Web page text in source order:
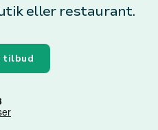
eller restaurant.
tilbud